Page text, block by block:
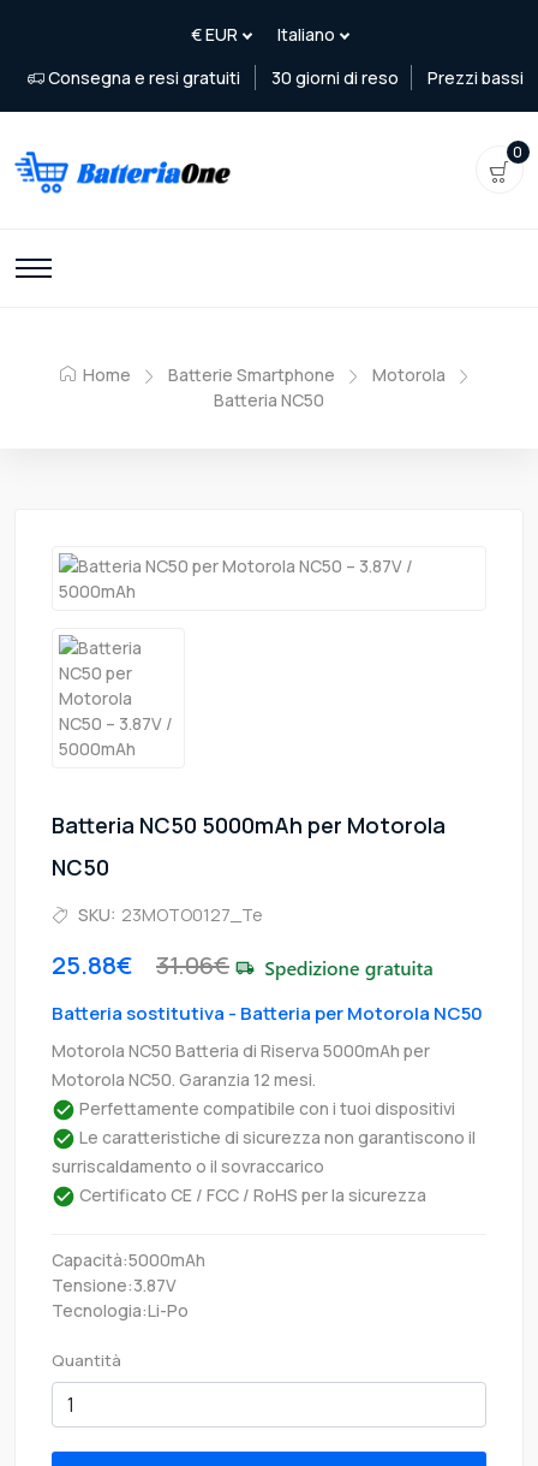
Consegna e resi gratuiti 30 giorni di reso Prezzi bassi
0
Home Batterie Smartphone
Motorola
Batteria NC50
Batteria NC50 5000mAh per Motorola
NC50
SKU: 23MOTO0127_Te
25.88€ 31.06€
Batteria sostitutiva - Batteria per Motorola NC50
Motorola NC50 Batteria di Riserva 5000mAh per
Motorola NC50. Garanzia 12 mesi.
Perfettamente compatibile con i tuoi dispositivi
Le caratteristiche di sicurezza non garantiscono il
surriscaldamento o il sovraccarico
Certificato CE / FCC / RoHS per la sicurezza
Capacità:5000mAh
Tensione:3.87V
Tecnologia:Li-Po
Quantità